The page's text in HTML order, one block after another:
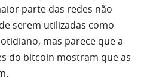
parte das redes não
serem utilizadas como
mas parece que a
do bitcoin mostram que as